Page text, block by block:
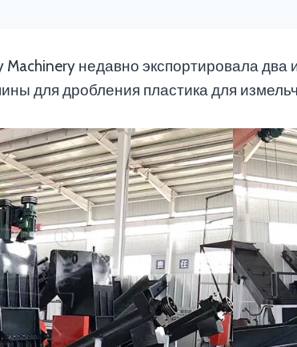
недавно экспортировала два
для дробления пластика для